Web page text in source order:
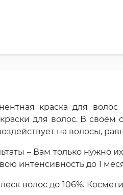
краска для
для волос. В
на волосы,
– Вам только нужно
интенсивность до 1
волос до 106%.